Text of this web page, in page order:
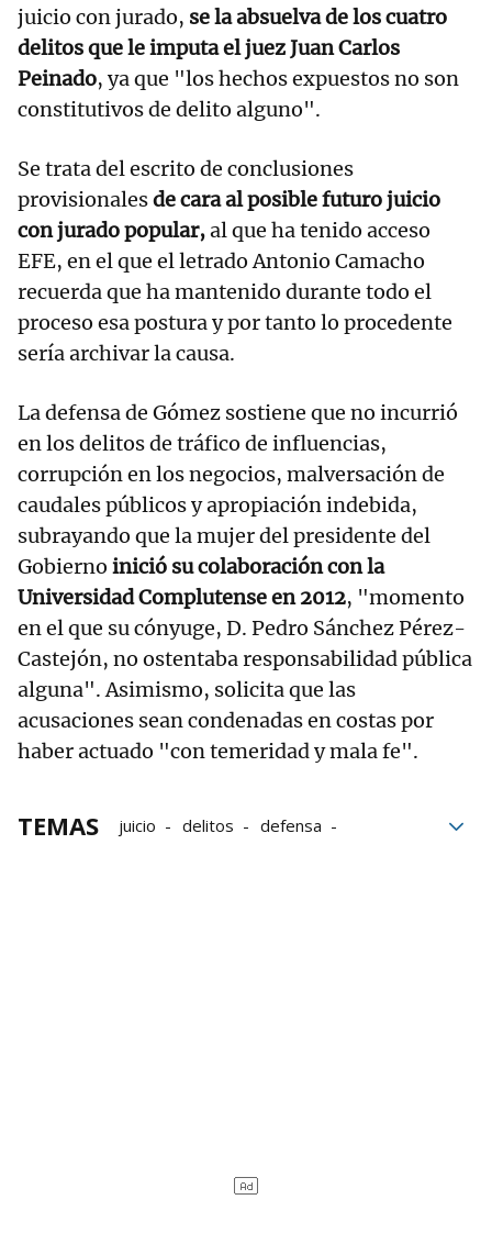
juicio con jurado, se la absuelva de los cuatro
delitos que le imputa el juez Juan Carlos
Peinado, ya que "los hechos expuestos no son
constitutivos de delito alguno".
Se trata del escrito de conclusiones
provisionalesde cara al posible futuro juicio
con jurado popular,al que ha tenido acceso
EFE, en el que el letrado Antonio Camacho
recuerda que ha mantenido durante todo el
proceso esa postura y por tanto lo procedente
sería archivar la causa.
La defensa de Gómez sostiene que no incurrió
en los delitos de tráfico de influencias,
corrupción en los negocios, malversación de
caudales públicos y apropiación indebida,
subrayando que la mujer del presidente del
Gobierno inició su colaboración con la
Universidad Complutense en 2012, "momento
en el que su cónyuge, D. Pedro Sánchez Pérez-
Castejón, no ostentaba responsabilidad pública
alguna". Asimismo, solicita que las
acusaciones sean condenadas en costas por
haber actuado "con temeridad y mala fe".
TEMAS juicio delitos
defensa